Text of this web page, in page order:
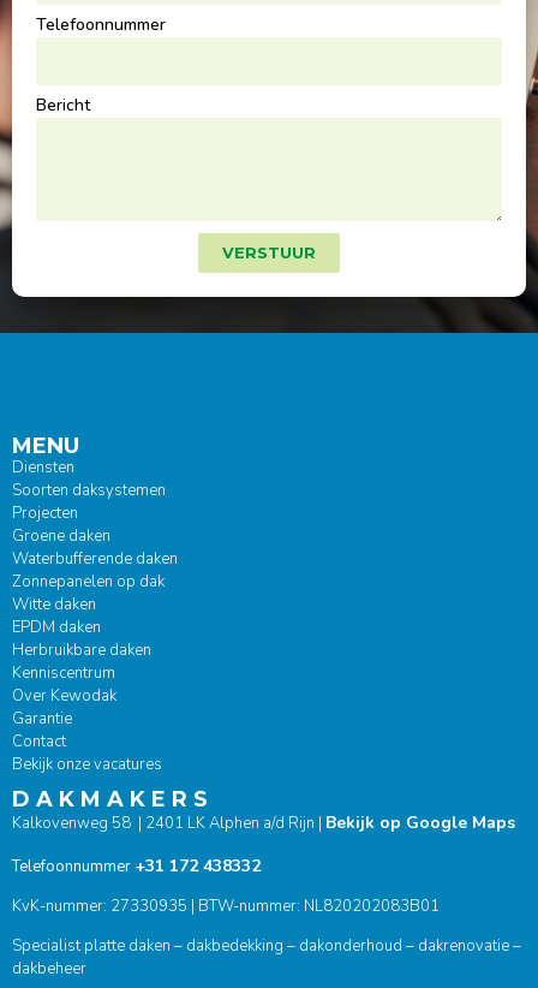
Telefoonnummer
Bericht
VERSTUUR
MENU
Diensten
Soorten daksystemen
Projecten
Groene daken
Waterbufferende daken
Zonnepanelen op dak
Witte daken
EPDM daken
Herbruikbare daken
Kenniscentrum
Over Kewodak
Garantie
Contact
Bekijk onze vacatures
D A K M A K E R S
Kalkovenweg 58 | 2401 LK Alphen a/d Rijn | Bekijk op Google Maps
Telefoonnummer +31 172 438332
KvK-nummer: 27330935 | BTW-nummer: NL820202083B01
Specialist platte daken – dakbedekking – dakonderhoud – dakrenovatie –
dakbeheer